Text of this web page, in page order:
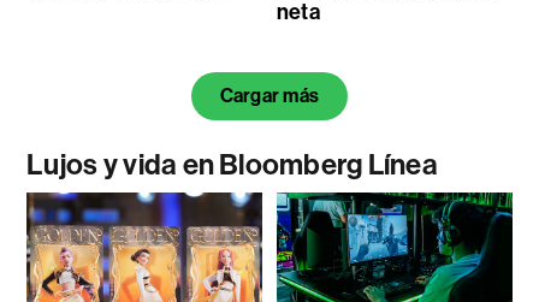
neta
Cargar más
Lujos y vida en Bloomberg Línea